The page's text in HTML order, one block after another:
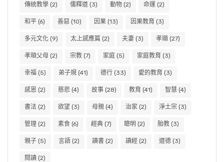
傳統教學 (2) 儒釋道 (3) 動物 (2) 命運 (2)
和平 (6) 善惡 (10) 因果 (13) 因果教育 (3)
多元文化 (9) 太上感應篇 (2) 夫妻 (3) 孝順 (27)
孝順父母 (2) 宗教 (7) 家庭 (5) 家庭教育 (3)
幸福 (5) 弟子規 (41) 德行 (33) 愛的教育 (3)
感恩 (2) 慈悲 (4) 故事 (28) 教育 (41) 智慧 (4)
書法 (2) 欲望 (3) 母親 (4) 治家 (2) 淨土宗 (3)
管理 (2) 素食 (6) 經典 (7) 聰明 (2) 胎教 (3)
親子 (5) 言語 (2) 讀書 (2) 讀經 (2) 道德 (3)
閱讀 (2)